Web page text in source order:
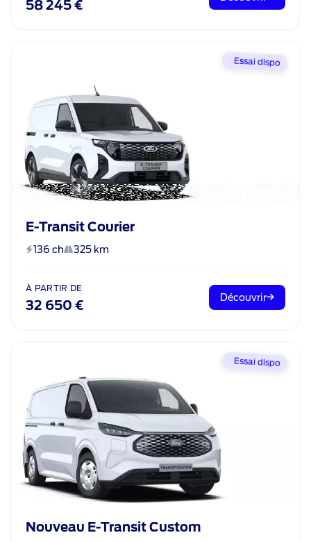
58 245 €
Essai dispo
E-Transit Courier
136 ch 325 km
À PARTIR DE
32 650 €
Découvrir
Essai dispo
Nouveau E-Transit Custom